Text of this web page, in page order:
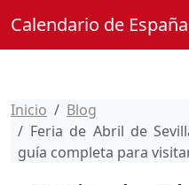
Calendario de España
Inicio
Blog
Feria de Abril de
guía completa para